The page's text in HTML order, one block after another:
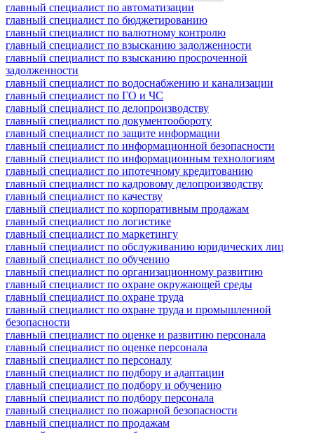
главный специалист по автоматизации
главный специалист по бюджетированию
главный специалист по валютному контролю
главный специалист по взысканию задолженности
главный специалист по взысканию просроченной
задолженности
главный специалист по водоснабжению и канализации
главный специалист по ГО и ЧС
главный специалист по делопроизводству
главный специалист по документообороту
главный специалист по защите информации
главный специалист по информационной безопасности
главный специалист по информационным технологиям
главный специалист по ипотечному кредитованию
главный специалист по кадровому делопроизводству
главный специалист по качеству
главный специалист по корпоративным продажам
главный специалист по логистике
главный специалист по маркетингу
главный специалист по обслуживанию юридических лиц
главный специалист по обучению
главный специалист по организационному развитию
главный специалист по охране окружающей среды
главный специалист по охране труда
главный специалист по охране труда и промышленной
безопасности
главный специалист по оценке и развитию персонала
главный специалист по оценке персонала
главный специалист по персоналу
главный специалист по подбору и адаптации
главный специалист по подбору и обучению
главный специалист по подбору персонала
главный специалист по пожарной безопасности
главный специалист по продажам